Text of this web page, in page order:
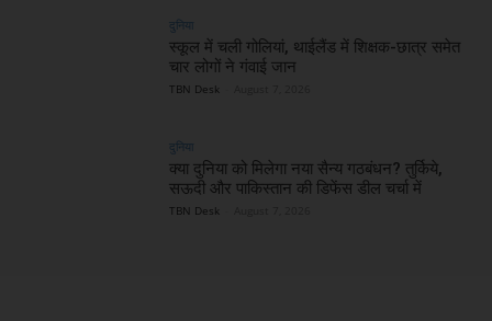
दुनिया
स्कूल में चली गोलियां, थाईलैंड में शिक्षक-छात्र समेत
चार लोगों ने गंवाई जान
TBN Desk
दुनिया
क्या दुनिया को मिलेगा नया सैन्य गठबंधन? तुर्किये,
सऊदी और पाकिस्तान की डिफेंस डील चर्चा में
TBN Desk